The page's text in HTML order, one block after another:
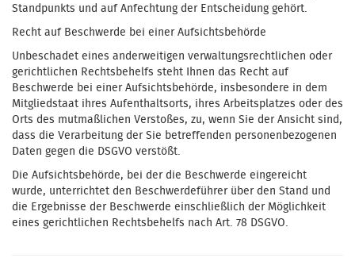
Standpunkts und auf Anfechtung der Entscheidung gehört.
Recht auf Beschwerde bei einer Aufsichtsbehörde
Unbeschadet eines anderweitigen verwaltungsrechtlichen oder
gerichtlichen Rechtsbehelfs steht Ihnen das Recht auf
Beschwerde bei einer Aufsichtsbehörde, insbesondere in dem
Mitgliedstaat ihres Aufenthaltsorts, ihres Arbeitsplatzes oder des
Orts des mutmaßlichen Verstoßes, zu, wenn Sie der Ansicht sind,
dass die Verarbeitung der Sie betreffenden personenbezogenen
Daten gegen die DSGVO verstößt.
Die Aufsichtsbehörde, bei der die Beschwerde eingereicht
wurde, unterrichtet den Beschwerdeführer über den Stand und
die Ergebnisse der Beschwerde einschließlich der Möglichkeit
eines gerichtlichen Rechtsbehelfs nach Art. 78 DSGVO.